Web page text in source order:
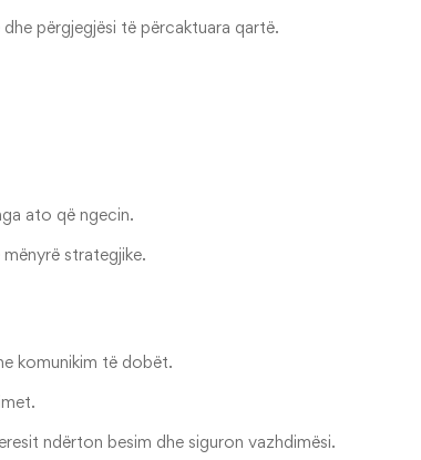
përgjegjësi të përcaktuara qartë.
ato që ngecin.
strategjike.
komunikim të dobët.
ndërton besim dhe siguron vazhdimësi.